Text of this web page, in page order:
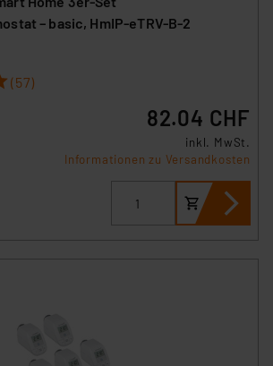
der
sowie einer eigenen
Art der übermittelten Daten,
– basic, HmIP-eTRV-B-2
(57)
82.04 CHF
inkl. MwSt.
Informationen zu Versandkosten